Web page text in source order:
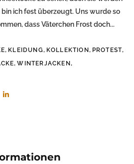
ich fest überzeugt. Uns wurde so
dass Väterchen Frost doch...
, KLEIDUNG, KOLLEKTION , PROTEST,
,WINTERJACKEN ,